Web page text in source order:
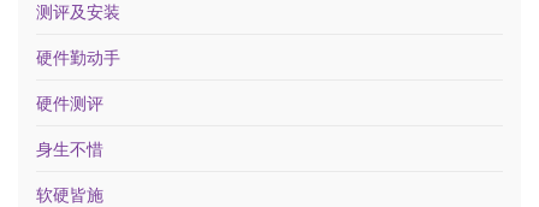
测评及安装
硬件勤动手
硬件测评
身生不惜
软硬皆施